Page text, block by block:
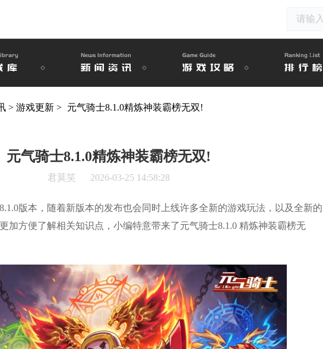
库
News Information
新闻资讯
Game Guide
游戏攻略
Ranking List
排行榜
> 游戏更新 > 元气骑士8.1.0精炼神装霸榜无双!
元气骑士8.1.0精炼神装霸榜无双!
君莫笑 2026-03-25 14:58:28
版本，随着新版本的发布也会同时上线许多全新的游戏玩法，以及全新的
加方便了解相关知识点，小编特意带来了元气骑士8.1.0 精炼神装霸榜无